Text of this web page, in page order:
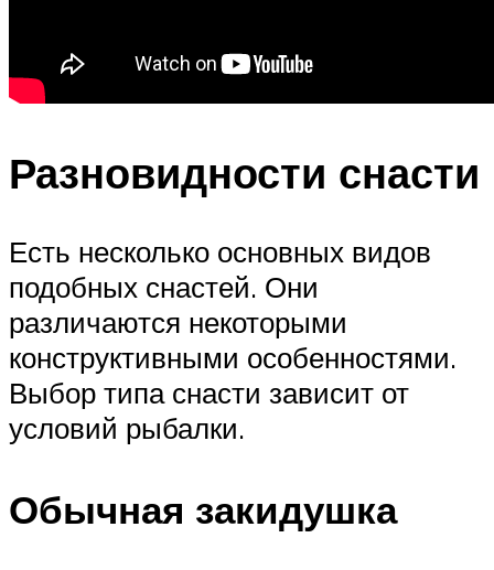
Разновидности снасти
Есть несколько основных видов
подобных снастей. Они
различаются некоторыми
конструктивными особенностями.
Выбор типа снасти зависит от
условий рыбалки.
Обычная закидушка